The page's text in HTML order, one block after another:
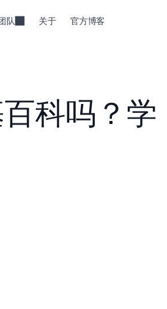
队 关于 官方博客
科吗？学